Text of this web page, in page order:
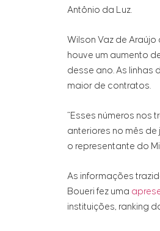
Antônio da Luz.
Wilson Vaz de Araújo
houve um aumento
desse ano. As linhas
maior de contratos.
“Esses números nos
anteriores no mês de
o representante do
As informações
Boueri fez uma
instituições, ranking